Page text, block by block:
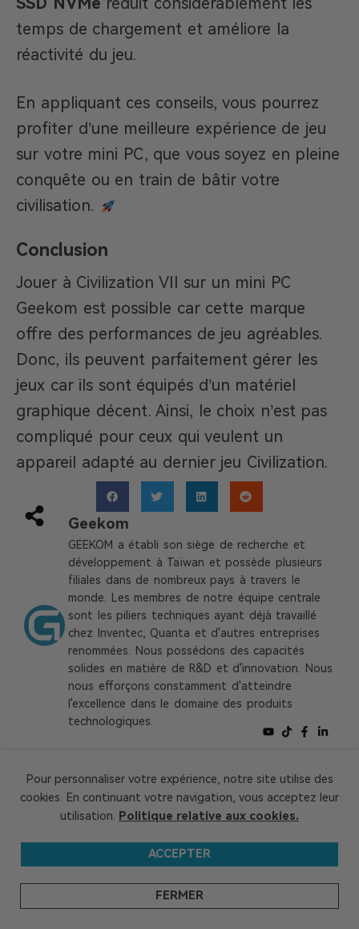
temps de chargement et améliore la
réactivité du jeu.
En appliquant ces conseils, vous pourrez
profiter d’une meilleure expérience de jeu
sur votre mini PC, que vous soyez en pleine
conquête ou en train de bâtir votre
civilisation.
Conclusion
Jouer à Civilization VII sur un mini PC
Geekom est possible car cette marque
offre des performances de jeu agréables.
Donc, ils peuvent parfaitement gérer les
jeux car ils sont équipés d’un matériel
graphique décent. Ainsi, le choix n’est pas
compliqué pour ceux qui veulent un
appareil adapté au dernier jeu Civilization.
Geekom
GEEKOM a établi son siège de recherche et
développement à Taïwan et possède plusieurs
filiales dans de nombreux pays à travers le
monde. Les membres de notre équipe centrale
sont les piliers techniques ayant déjà travaillé
chez Inventec, Quanta et d'autres entreprises
renommées. Nous possédons des capacités
solides en matière de R&D et d'innovation. Nous
nous efforçons constamment d'atteindre
l'excellence dans le domaine des produits
technologiques.
Vous aimez cet article ?
Vous l’avez
trouvé utile ? N’hésitez pas à laisser un
commentaire et partager votre avis avec
notre communauté ! Vos expériences et
idées comptent.
Pour personnaliser votre expérience, notre site utilise des
cookies. En continuant votre navigation, vous acceptez leur
utilisation. Politique relative aux cookies.
ACCEPTER
FERMER